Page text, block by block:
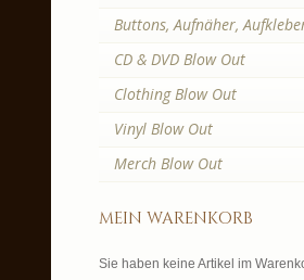
Buttons, Aufnäher,
CD & DVD Blow Out
Clothing Blow Out
Vinyl Blow Out
Merch Blow Out
mein warenkorb
Sie haben keine Artikel im